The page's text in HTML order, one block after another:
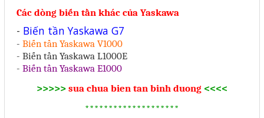
Các dòng biến tần khác của Yaskawa
- Biến tần Yaskawa G7
- Biến tần Yaskawa V1000
- Biến tần Yaskawa L1000E
- Biến tần Yaskawa E1000
>>>>> sua chua bien tan binh duong <<<<
********************
Đóng
TRÊN MẠNG XÃ HỘI
Facebook